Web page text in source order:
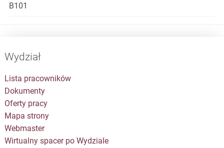
B101
Wydział
Lista pracowników
Dokumenty
Oferty pracy
Mapa strony
Webmaster
Wirtualny spacer po Wydziale